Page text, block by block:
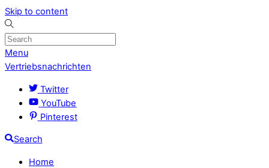
Skip to content
Menu
Vertriebsnachrichten
Twitter
YouTube
Pinterest
Search
Home